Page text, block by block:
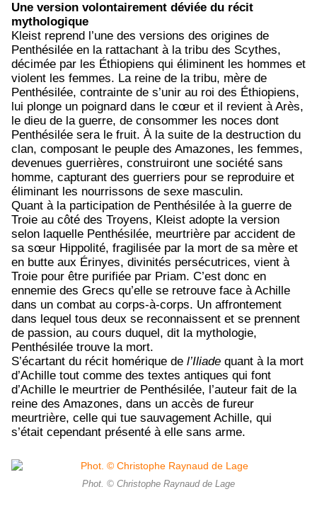
Une version volontairement déviée du récit
mythologique
Kleist reprend l’une des versions des origines de
Penthésilée en la rattachant à la tribu des Scythes,
décimée par les Éthiopiens qui éliminent les hommes et
violent les femmes. La reine de la tribu, mère de
Penthésilée, contrainte de s’unir au roi des Éthiopiens,
lui plonge un poignard dans le cœur et il revient à Arès,
le dieu de la guerre, de consommer les noces dont
Penthésilée sera le fruit. À la suite de la destruction du
clan, composant le peuple des Amazones, les femmes,
devenues guerrières, construiront une société sans
homme, capturant des guerriers pour se reproduire et
éliminant les nourrissons de sexe masculin.
Quant à la participation de Penthésilée à la guerre de
Troie au côté des Troyens, Kleist adopte la version
selon laquelle Penthésilée, meurtrière par accident de
sa sœur Hippolité, fragilisée par la mort de sa mère et
en butte aux Érinyes, divinités persécutrices, vient à
Troie pour être purifiée par Priam. C’est donc en
ennemie des Grecs qu’elle se retrouve face à Achille
dans un combat au corps-à-corps. Un affrontement
dans lequel tous deux se reconnaissent et se prennent
de passion, au cours duquel, dit la mythologie,
Penthésilée trouve la mort.
S’écartant du récit homérique de l’Iliade quant à la mort
d’Achille tout comme des textes antiques qui font
d’Achille le meurtrier de Penthésilée, l’auteur fait de la
reine des Amazones, dans un accès de fureur
meurtrière, celle qui tue sauvagement Achille, qui
s’était cependant présenté à elle sans arme.
Phot. © Christophe Raynaud de Lage